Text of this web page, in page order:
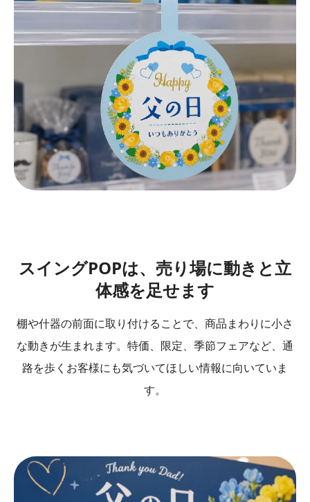
スイングPOPは、売り場に動きと立
体感を足せます
棚や什器の前面に取り付けることで、商品まわりに小さ
な動きが生まれます。特価、限定、季節フェアなど、通
路を歩くお客様にも気づいてほしい情報に向いていま
す。